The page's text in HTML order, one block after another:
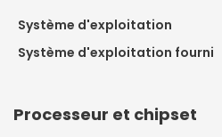
Système d'exploitation
Système d'exploitation fourni
Processeur et chipset